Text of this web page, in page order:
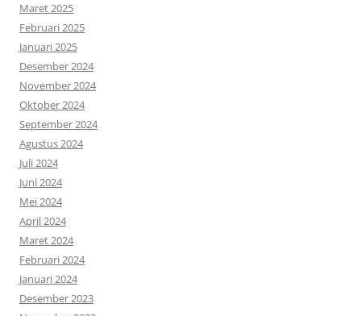
Maret 2025
Februari 2025
Januari 2025
Desember 2024
November 2024
Oktober 2024
September 2024
Agustus 2024
Juli 2024
Juni 2024
Mei 2024
April 2024
Maret 2024
Februari 2024
Januari 2024
Desember 2023